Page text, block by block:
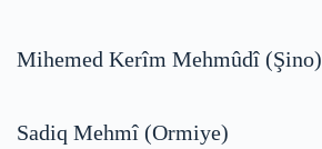
Mihemed Kerîm Mehmûdî (Şino)
Sadiq Mehmî (Ormiye)